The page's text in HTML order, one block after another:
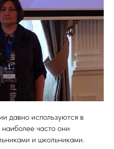
давно используются в
часто они
и школьниками.